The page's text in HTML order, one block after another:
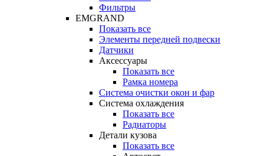
Фильтры
EMGRAND
Показать все
Элементы передней подвески
Датчики
Аксессуары
Показать все
Рамка номера
Система очистки окон и фар
Система охлаждения
Показать все
Радиаторы
Детали кузова
Показать все